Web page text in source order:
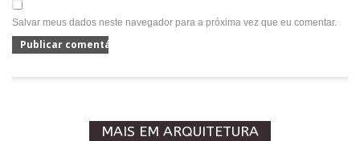
Salvar meus dados neste navegador para a próxima vez que eu comentar.
MAIS EM ARQUITETURA